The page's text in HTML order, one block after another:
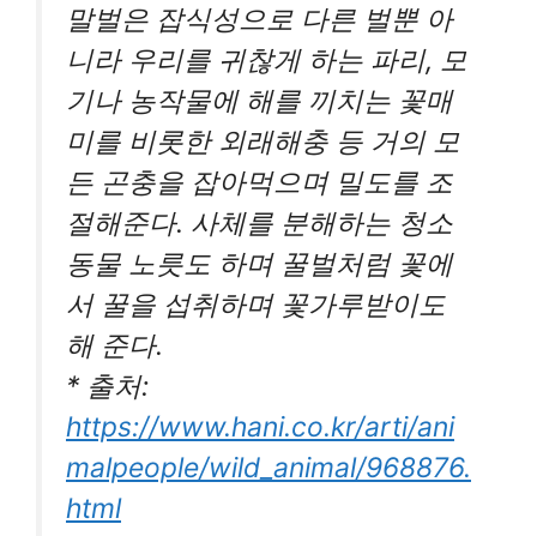
말벌은 잡식성으로 다른 벌뿐 아
니라 우리를 귀찮게 하는 파리, 모
기나 농작물에 해를 끼치는 꽃매
미를 비롯한 외래해충 등 거의 모
든 곤충을 잡아먹으며 밀도를 조
절해준다. 사체를 분해하는 청소
동물 노릇도 하며 꿀벌처럼 꽃에
서 꿀을 섭취하며 꽃가루받이도
해 준다.
* 출처:
https://www.hani.co.kr/arti/ani
malpeople/wild_animal/968876.
html